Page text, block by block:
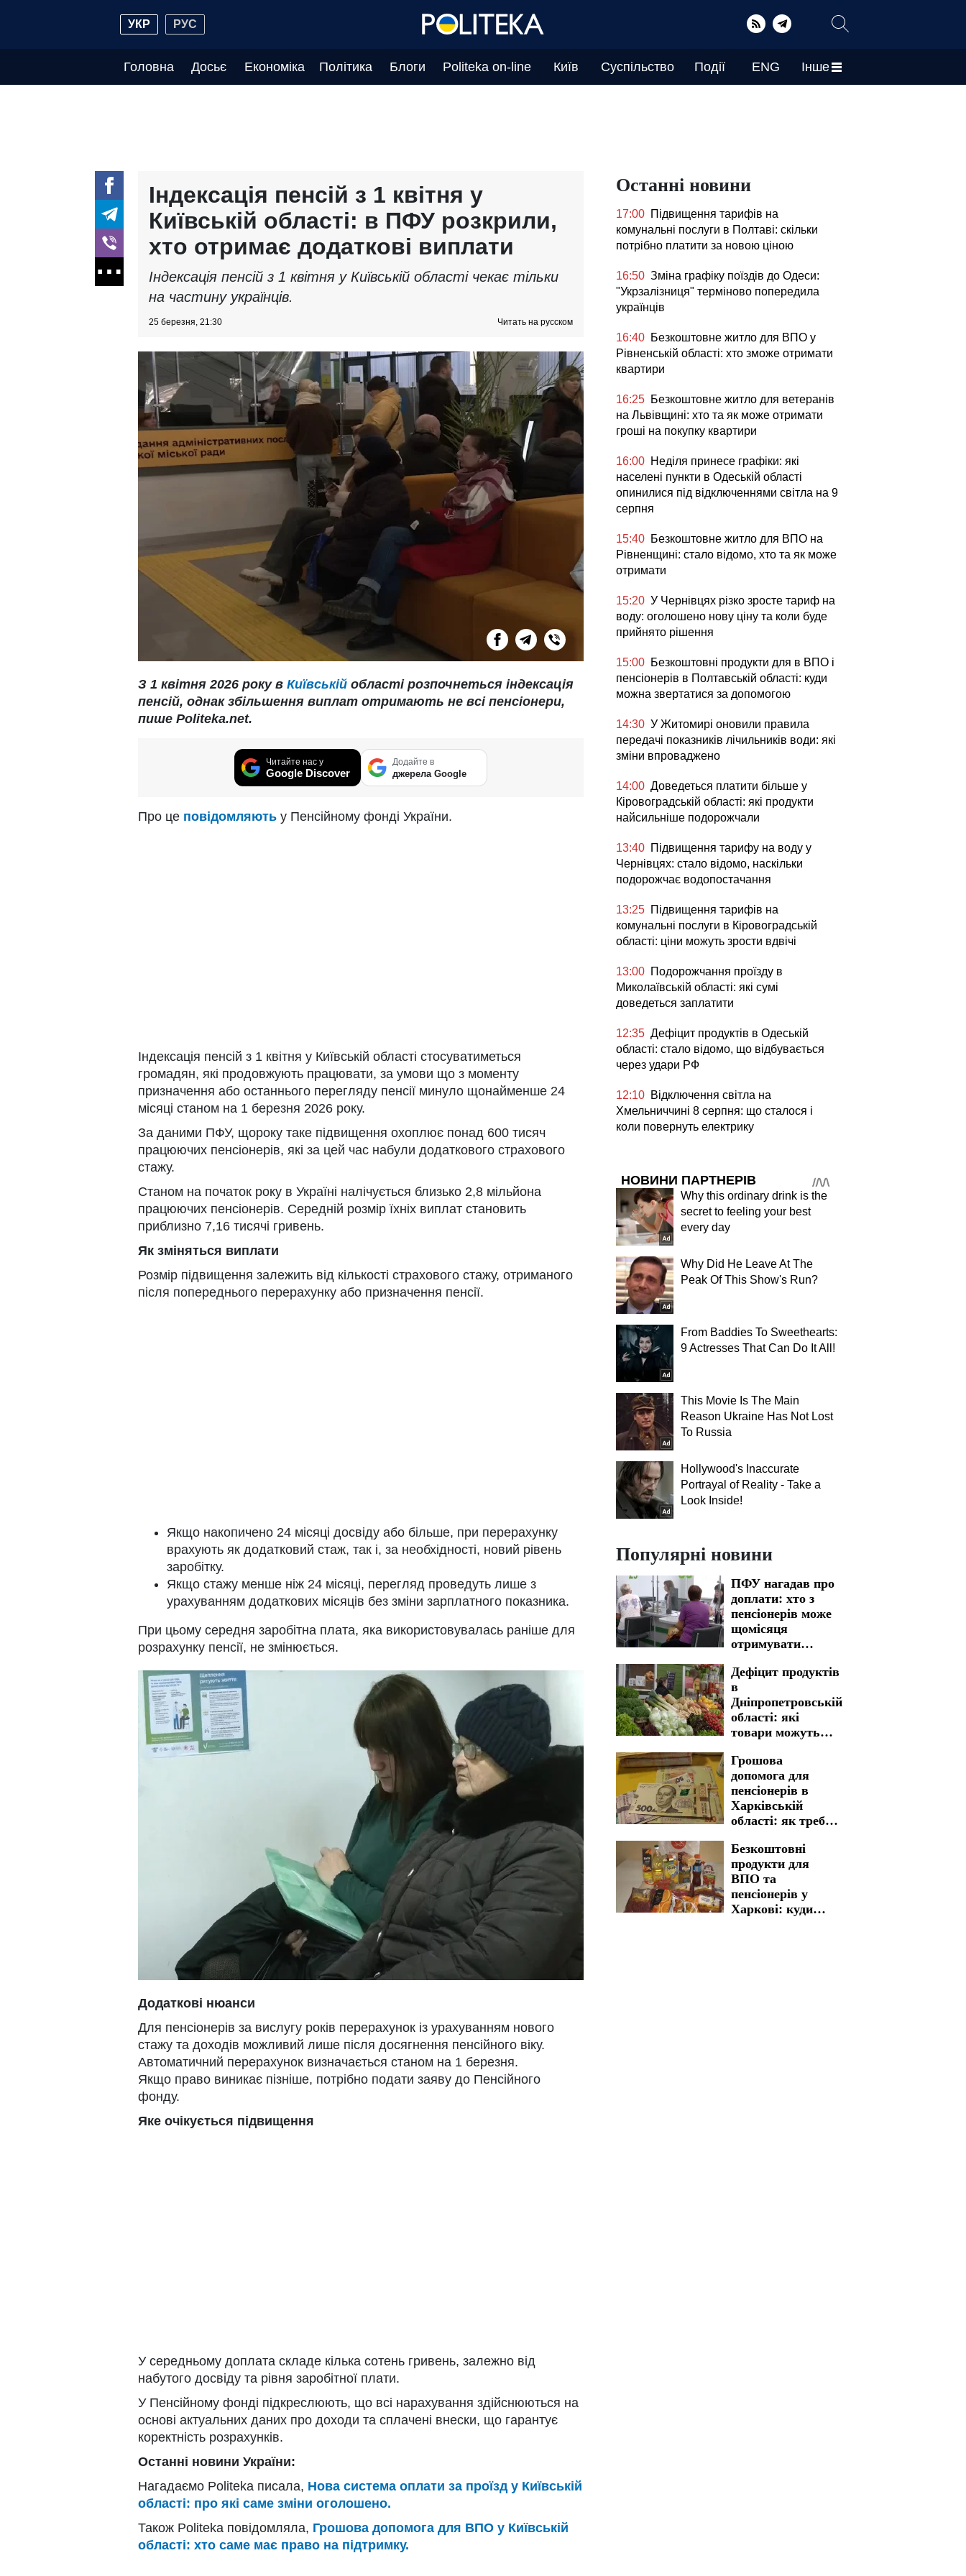
УКР РУС
Головна Досьє Економіка Політика Блоги Politeka on-line Київ Суспільство Події ENG Інше
Індексація пенсій з 1 квітня у
Київській області: в ПФУ розкрили,
хто отримає додаткові виплати
Індексація пенсій з 1 квітня у Київській області чекає тільки
на частину українців.
25 березня, 21:30 Читать на русском
З 1 квітня 2026 року в Київській області розпочнеться індексація
пенсій, однак збільшення виплат отримають не всі пенсіонери,
пише Politeka.net.
Читайте нас у
Google Discover
Додайте в
джерела Google
Про це повідомляють у Пенсійному фонді України.
Індексація пенсій з 1 квітня у Київській області стосуватиметься
громадян, які продовжують працювати, за умови що з моменту
призначення або останнього перегляду пенсії минуло щонайменше 24
місяці станом на 1 березня 2026 року.
За даними ПФУ, щороку таке підвищення охоплює понад 600 тисяч
працюючих пенсіонерів, які за цей час набули додаткового страхового
стажу.
Станом на початок року в Україні налічується близько 2,8 мільйона
працюючих пенсіонерів. Середній розмір їхніх виплат становить
приблизно 7,16 тисячі гривень.
Як зміняться виплати
Розмір підвищення залежить від кількості страхового стажу, отриманого
після попереднього перерахунку або призначення пенсії.
Якщо накопичено 24 місяці досвіду або більше, при перерахунку
врахують як додатковий стаж, так і, за необхідності, новий рівень
заробітку.
Якщо стажу менше ніж 24 місяці, перегляд проведуть лише з
урахуванням додаткових місяців без зміни зарплатного показника.
При цьому середня заробітна плата, яка використовувалась раніше для
розрахунку пенсії, не змінюється.
Додаткові нюанси
Для пенсіонерів за вислугу років перерахунок із урахуванням нового
стажу та доходів можливий лише після досягнення пенсійного віку.
Автоматичний перерахунок визначається станом на 1 березня.
Якщо право виникає пізніше, потрібно подати заяву до Пенсійного
фонду.
Яке очікується підвищення
У середньому доплата складе кілька сотень гривень, залежно від
набутого досвіду та рівня заробітної плати.
У Пенсійному фонді підкреслюють, що всі нарахування здійснюються на
основі актуальних даних про доходи та сплачені внески, що гарантує
коректність розрахунків.
Останні новини України:
Нагадаємо Politeka писала, Нова система оплати за проїзд у Київській
області: про які саме зміни оголошено.
Також Politeka повідомляла, Грошова допомога для ВПО у Київській
області: хто саме має право на підтримку.
Останні новини
17:00 Підвищення тарифів на
комунальні послуги в Полтаві: скільки
потрібно платити за новою ціною
16:50 Зміна графіку поїздів до Одеси:
"Укрзалізниця" терміново попередила
українців
16:40 Безкоштовне житло для ВПО у
Рівненській області: хто зможе отримати
квартири
16:25 Безкоштовне житло для ветеранів
на Львівщині: хто та як може отримати
гроші на покупку квартири
16:00 Неділя принесе графіки: які
населені пункти в Одеській області
опинилися під відключеннями світла на 9
серпня
15:40 Безкоштовне житло для ВПО на
Рівненщині: стало відомо, хто та як може
отримати
15:20 У Чернівцях різко зросте тариф на
воду: оголошено нову ціну та коли буде
прийнято рішення
15:00 Безкоштовні продукти для в ВПО і
пенсіонерів в Полтавській області: куди
можна звертатися за допомогою
14:30 У Житомирі оновили правила
передачі показників лічильників води: які
зміни впроваджено
14:00 Доведеться платити більше у
Кіровоградській області: які продукти
найсильніше подорожчали
13:40 Підвищення тарифу на воду у
Чернівцях: стало відомо, наскільки
подорожчає водопостачання
13:25 Підвищення тарифів на
комунальні послуги в Кіровоградській
області: ціни можуть зрости вдвічі
13:00 Подорожчання проїзду в
Миколаївській області: які сумі
доведеться заплатити
12:35 Дефіцит продуктів в Одеській
області: стало відомо, що відбувається
через удари РФ
12:10 Відключення світла на
Хмельниччині 8 серпня: що сталося і
коли повернуть електрику
НОВИНИ ПАРТНЕРІВ
Why this ordinary drink is the
secret to feeling your best
every day
Why Did He Leave At The
Peak Of This Show's Run?
From Baddies To Sweethearts:
9 Actresses That Can Do It All!
This Movie Is The Main
Reason Ukraine Has Not Lost
To Russia
Hollywood's Inaccurate
Portrayal of Reality - Take a
Look Inside!
Популярні новини
ПФУ нагадав про
доплати: хто з
пенсіонерів може
щомісяця
отримувати
Дніпропетровській
області
Дефіцит продуктів
в
Дніпропетровській
області: які
товари можуть
магазинах
Грошова
допомога для
пенсіонерів в
Харківській
області: як треба
для отримання
виплат
Безкоштовні
продукти для
ВПО та
пенсіонерів у
Харкові: куди